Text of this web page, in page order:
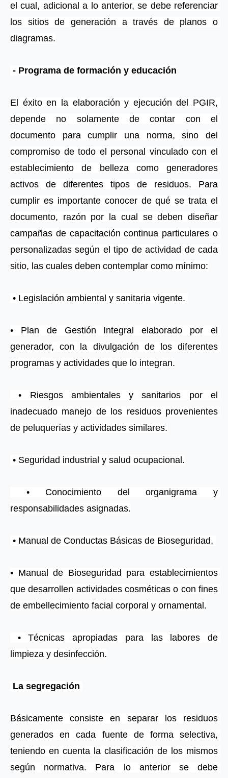
el cual, adicional a lo anterior, se debe referenciar
los sitios de generación a través de planos o
diagramas.
- Programa de formación y educación
El éxito en la elaboración y ejecución del PGIR,
depende no solamente de contar con el
documento para cumplir una norma, sino del
compromiso de todo el personal vinculado con el
establecimiento de belleza como generadores
activos de diferentes tipos de residuos. Para
cumplir es importante conocer de qué se trata el
documento, razón por la cual se deben diseñar
campañas de capacitación continua particulares o
personalizadas según el tipo de actividad de cada
sitio, las cuales deben contemplar como mínimo:
• Legislación ambiental y sanitaria vigente.
• Plan de Gestión Integral elaborado por el
generador, con la divulgación de los diferentes
programas y actividades que lo integran.
• Riesgos ambientales y sanitarios por el
inadecuado manejo de los residuos provenientes
de peluquerías y actividades similares.
• Seguridad industrial y salud ocupacional.
• Conocimiento del organigrama y
responsabilidades asignadas.
• Manual de Conductas Básicas de Bioseguridad,
• Manual de Bioseguridad para establecimientos
que desarrollen actividades cosméticas o con fines
de embellecimiento facial corporal y ornamental.
• Técnicas apropiadas para las labores de
limpieza y desinfección.
La segregación
Básicamente consiste en separar los residuos
generados en cada fuente de forma selectiva,
teniendo en cuenta la clasificación de los mismos
según normativa. Para lo anterior se debe